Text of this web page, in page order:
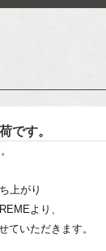
です。
上がり
より、
ていただきます。